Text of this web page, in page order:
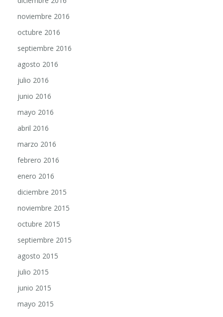
noviembre 2016
octubre 2016
septiembre 2016
agosto 2016
julio 2016
junio 2016
mayo 2016
abril 2016
marzo 2016
febrero 2016
enero 2016
diciembre 2015
noviembre 2015
octubre 2015
septiembre 2015
agosto 2015
julio 2015
junio 2015
mayo 2015